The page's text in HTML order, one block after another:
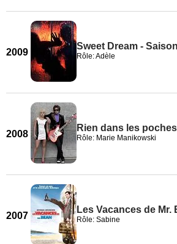
2009
Sweet Dream -
Rôle: Adèle
2008
Rien dans les
Rôle: Marie Manikowski
2007
Les Vacances de Mr.
Rôle: Sabine